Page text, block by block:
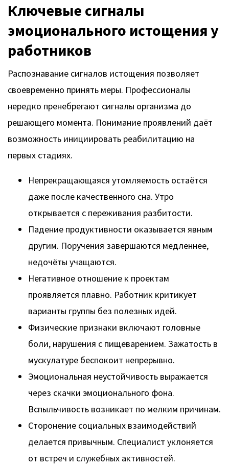
Ключевые сигналы
эмоционального истощения у
работников
Распознавание сигналов истощения позволяет
своевременно принять меры. Профессионалы
нередко пренебрегают сигналы организма до
решающего момента. Понимание проявлений даёт
возможность инициировать реабилитацию на
первых стадиях.
Непрекращающаяся утомляемость остаётся
даже после качественного сна. Утро
открывается с переживания разбитости.
Падение продуктивности оказывается явным
другим. Поручения завершаются медленнее,
недочёты учащаются.
Негативное отношение к проектам
проявляется плавно. Работник критикует
варианты группы без полезных идей.
Физические признаки включают головные
боли, нарушения с пищеварением. Зажатость в
мускулатуре беспокоит непрерывно.
Эмоциональная неустойчивость выражается
через скачки эмоционального фона.
Вспыльчивость возникает по мелким причинам.
Сторонение социальных взаимодействий
делается привычным. Специалист уклоняется
от встреч и служебных активностей.